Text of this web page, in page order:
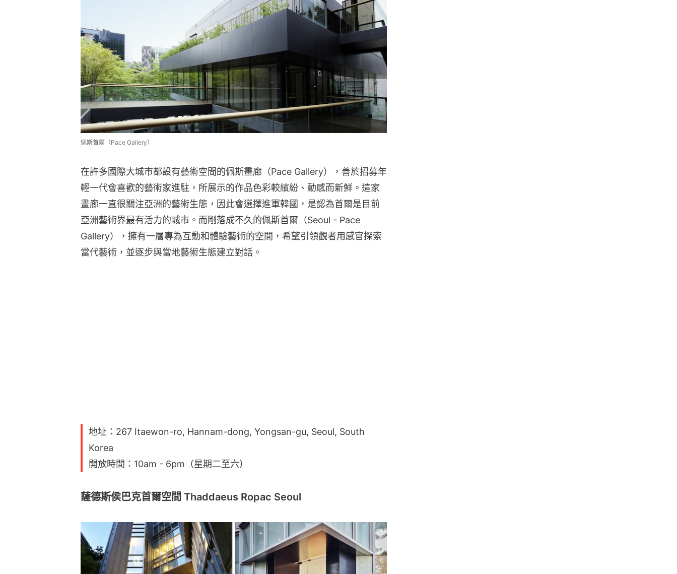
佩斯首爾（Pace Gallery）
在許多國際大城市都設有藝術空間的佩斯畫廊（Pace Gallery），善於招募年
輕一代會喜歡的藝術家進駐，所展示的作品色彩較繽紛、動感而新鮮。這家
畫廊一直很關注亞洲的藝術生態，因此會選擇進軍韓國，是認為首爾是目前
亞洲藝術界最有活力的城市。而剛落成不久的佩斯首爾（Seoul - Pace
Gallery），擁有一層專為互動和體驗藝術的空間，希望引領觀者用感官探索
當代藝術，並逐步與當地藝術生態建立對話。
地址：267 Itaewon-ro, Hannam-dong, Yongsan-gu, Seoul, South
Korea
開放時間：10am - 6pm（星期二至六）
薩德斯侯巴克首爾空間 Thaddaeus Ropac Seoul